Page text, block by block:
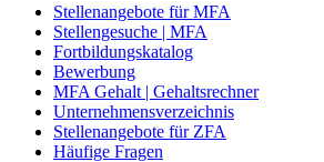
Stellenangebote für MFA
Stellengesuche | MFA
Fortbildungskatalog
Bewerbung
MFA Gehalt | Gehaltsrechner
Unternehmensverzeichnis
Stellenangebote für ZFA
Häufige Fragen